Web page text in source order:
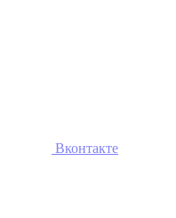
Вконтакте